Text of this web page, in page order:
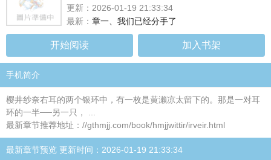
更新：2026-01-19 21:33:34
最新： 章一、我们已经分手了
开始阅读 加入书架
手机简介
樱井纱奈右耳的两个银环中，有一枚是黄濑凉太留下的。那是一对耳
环的一半──另一只， ...
最新章节推荐地址：//gthmjj.com/book/hmjjwittir/irveir.html
最新章节预览 更新时间：2026-01-19 21:33:34